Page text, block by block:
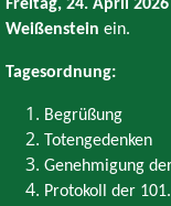
Freitag, 24. April
Weißenstein ein.
Tagesordnung:
Begrüßung
Totengedenken
Genehmigung
Protokoll der